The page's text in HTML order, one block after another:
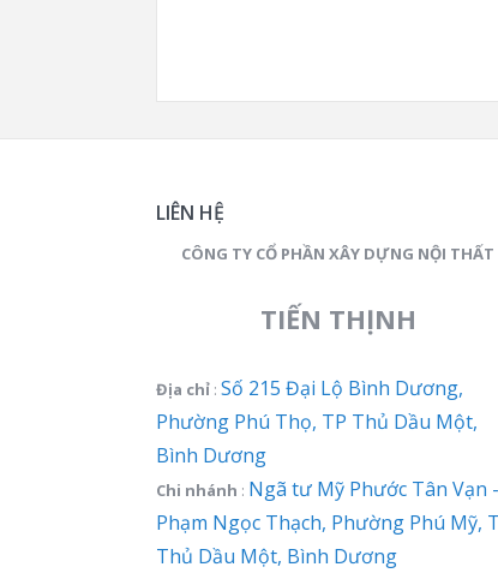
LIÊN HỆ
CÔNG TY CỔ PHẦN XÂY DỰNG NỘI THẤT
TIẾN THỊNH
Địa chỉ : Số 215 Đại Lộ Bình Dương,
Phường Phú Thọ, TP Thủ Dầu Một,
Bình Dương
Chi nhánh : Ngã tư Mỹ Phước Tân Vạn -
Phạm Ngọc Thạch, Phường Phú Mỹ,
Thủ Dầu Một, Bình Dương